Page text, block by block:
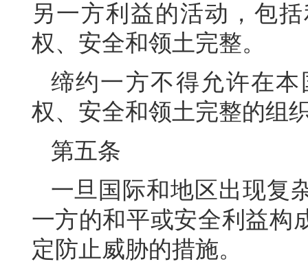
另一方利益的活动，包
权、安全和领土完整。
缔约一方不得允许在
权、安全和领土完整的组
第五条
一旦国际和地区出现复
一方的和平或安全利益构
定防止威胁的措施。